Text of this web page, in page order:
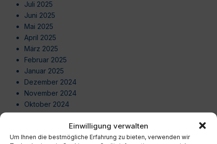
Einwilligung verwalten
Um Ihnen die bestmögliche Erfahrung zu bieten, verwenden wir
Juli 2025
Juni 2025
Mai 2025
April 2025
März 2025
Februar 2025
Januar 2025
Dezember 2024
November 2024
Oktober 2024
September 2024
Juli 2024